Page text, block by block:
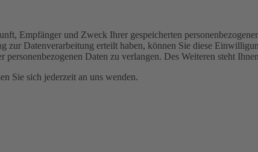
Empfänger und Zweck Ihrer gespeicherten
zur Datenverarbeitung erteilt haben, können Sie diese
Daten zu verlangen. Des Weiteren steht
Sie sich jederzeit an uns wenden.